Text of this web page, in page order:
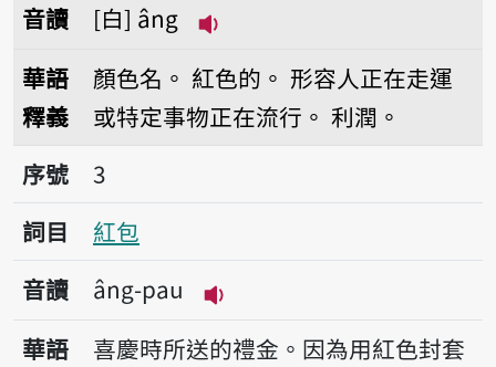
音讀
白 âng
華語
釋義
顏色名。 紅色的。 形容人正在走運
或特定事物正在流行。 利潤。
序號3紅包
序號
3
詞目
紅包
音讀
âng-pau
播放音讀âng-pau
華語
喜慶時所送的禮金。因為用紅色封套